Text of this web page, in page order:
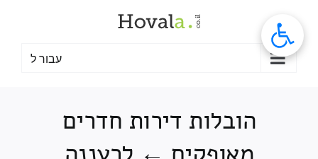
עבור ל
הובלות דירות חדרים